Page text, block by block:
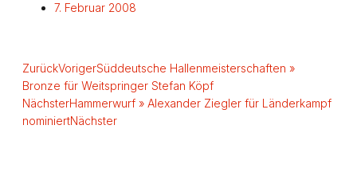
7. Februar 2008
ZurückVorigerSüddeutsche Hallenmeisterschaften »
Bronze für Weitspringer Stefan Köpf
NächsterHammerwurf » Alexander Ziegler für Länderkampf
nominiertNächster